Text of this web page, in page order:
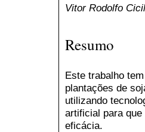
Vitor Rodolfo
Resumo
Este trabalho
plantações de
utilizando
artificial para
eficácia.